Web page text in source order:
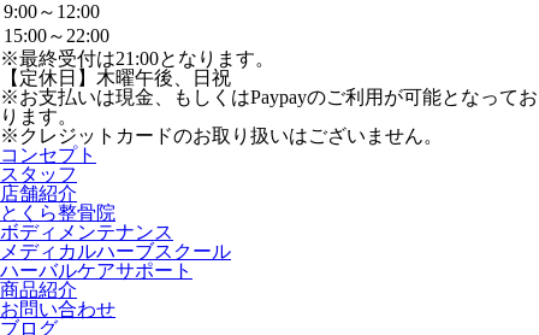
9:00～12:00
15:00～22:00
※最終受付は21:00となります。
【定休日】木曜午後、日祝
※お支払いは現金、もしくはPaypayのご利用が可能となってお
ります。
※クレジットカードのお取り扱いはございません。
コンセプト
スタッフ
店舗紹介
とくら整骨院
ボディメンテナンス
メディカルハーブスクール
ハーバルケアサポート
商品紹介
お問い合わせ
ブログ